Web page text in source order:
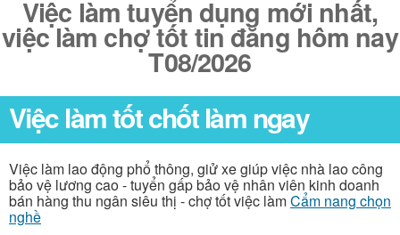
Việc làm tuyển dụng mới nhất,
việc làm chợ tốt tin đăng hôm nay
T08/2026
Việc làm tốt chốt làm ngay
Việc làm lao động phổ thông, giử xe giúp việc nhà lao công
bảo vệ lương cao - tuyển gấp bảo vệ nhân viên kinh doanh
bán hàng thu ngân siêu thị - chợ tốt việc làmCẩm nang chọn
nghề